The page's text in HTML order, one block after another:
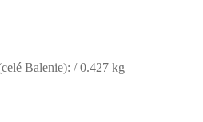
Balenie): /0.427 kg